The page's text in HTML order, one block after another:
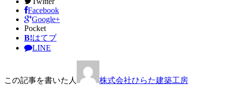
Facebook
Google+
Pocket
B!はてブ
LINE
この記事を書いた人 株式会社ひらた建築工房